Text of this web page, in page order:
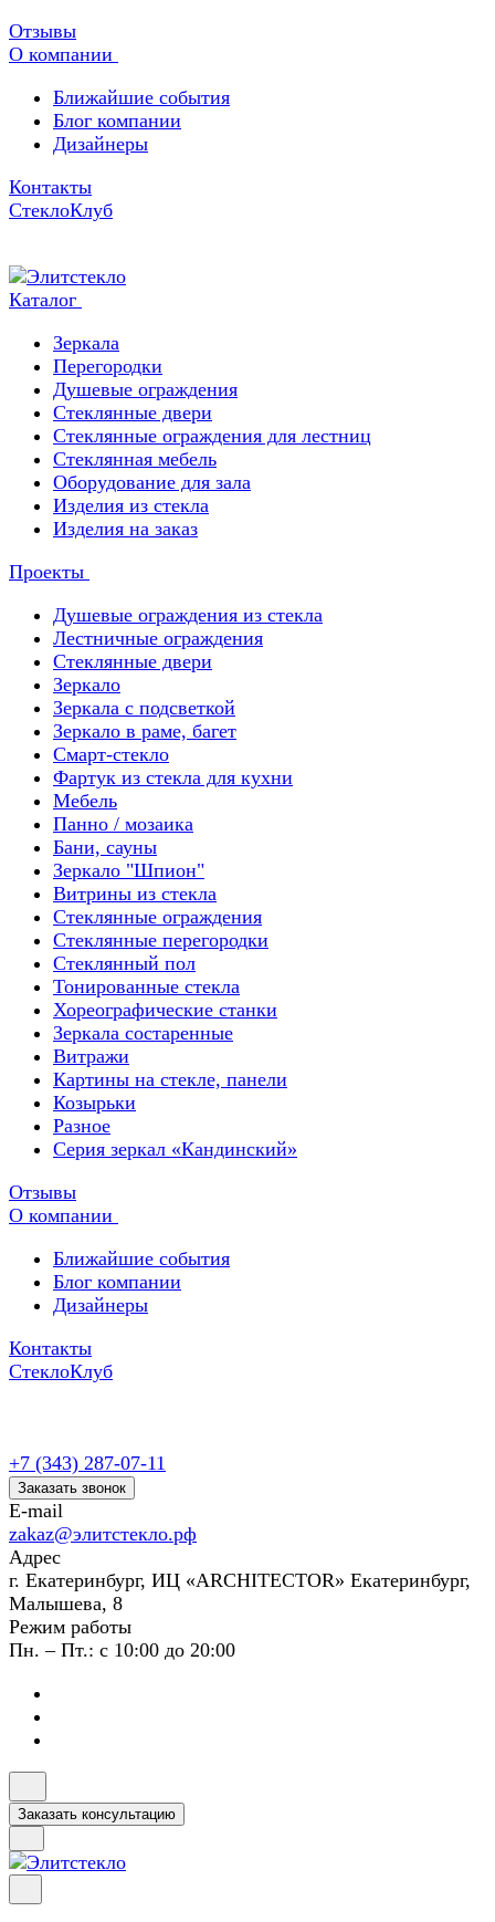
Отзывы
О компании
Ближайшие события
Блог компании
Дизайнеры
Контакты
СтеклоКлуб
Каталог
Зеркала
Перегородки
Душевые ограждения
Стеклянные двери
Стеклянные ограждения для лестниц
Стеклянная мебель
Оборудование для зала
Изделия из стекла
Изделия на заказ
Проекты
Душевые ограждения из стекла
Лестничные ограждения
Стеклянные двери
Зеркало
Зеркала с подсветкой
Зеркало в раме, багет
Смарт-стекло
Фартук из стекла для кухни
Мебель
Панно / мозаика
Бани, сауны
Зеркало "Шпион"
Витрины из стекла
Стеклянные ограждения
Стеклянные перегородки
Стеклянный пол
Тонированные стекла
Хореографические станки
Зеркала состаренные
Витражи
Картины на стекле, панели
Козырьки
Разное
Серия зеркал «Кандинский»
Отзывы
О компании
Ближайшие события
Блог компании
Дизайнеры
Контакты
СтеклоКлуб
+7 (343) 287-07-11
Заказать звонок
E-mail
zakaz@элитстекло.рф
Адрес
г. Екатеринбург, ИЦ «ARCHITECTOR» Екатеринбург,
Малышева, 8
Режим работы
Пн. – Пт.: с 10:00 до 20:00
Заказать консультацию